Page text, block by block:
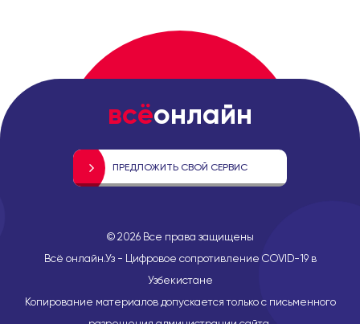
всёонлайн
ПРЕДЛОЖИТЬ СВОЙ СЕРВИС
©2026Все права защищены
Всё онлайн.Уз - Цифровое сопротивление COVID-19 в
Узбекистане
Копирование материалов допускается только с письменного